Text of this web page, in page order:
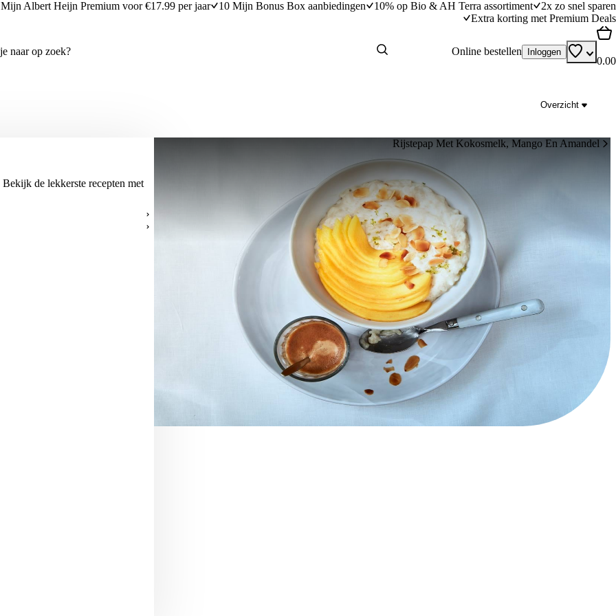
Mijn Albert Heijn Premium voor €17.99 per jaar 10 Mijn Bonus Box aanbiedingen 10% op Bio & AH Terra assortiment
2x zo snel sparen
Extra korting met Premium Deals
Online bestellen Inloggen
0.00
Overzicht
Rijstepap Met Kokosmelk, Mango En Amandel
Bekijk de lekkerste recepten met